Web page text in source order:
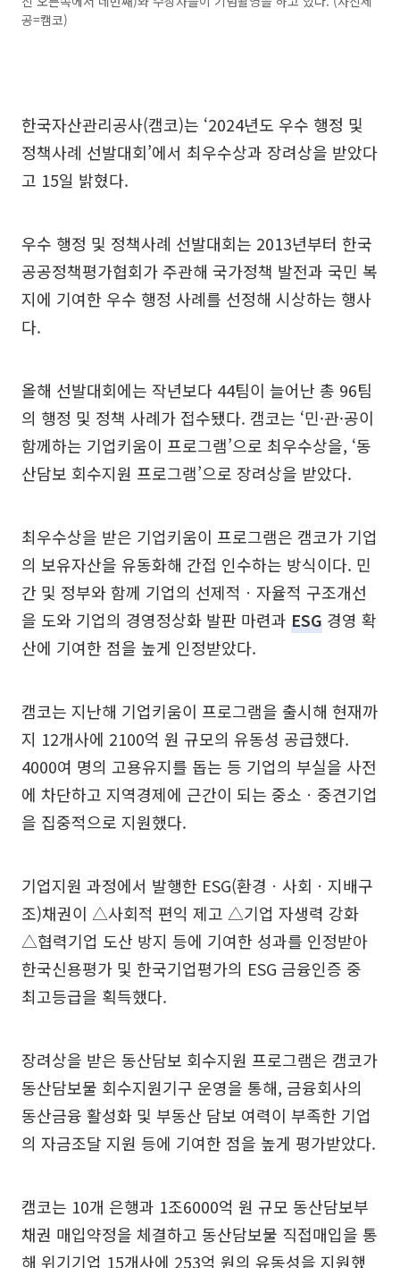
공=캠코)
한국자산관리공사(캠코)는 ‘2024년도 우수 행정 및
정책사례 선발대회’에서 최우수상과 장려상을 받았다
고 15일 밝혔다.
우수 행정 및 정책사례 선발대회는 2013년부터 한국
공공정책평가협회가 주관해 국가정책 발전과 국민 복
지에 기여한 우수 행정 사례를 선정해 시상하는 행사
다.
올해 선발대회에는 작년보다 44팀이 늘어난 총 96팀
의 행정 및 정책 사례가 접수됐다. 캠코는 ‘민·관·공이
함께하는 기업키움이 프로그램’으로 최우수상을, ‘동
산담보 회수지원 프로그램’으로 장려상을 받았다.
최우수상을 받은 기업키움이 프로그램은 캠코가 기업
의 보유자산을 유동화해 간접 인수하는 방식이다. 민
간 및 정부와 함께 기업의 선제적ㆍ자율적 구조개선
을 도와 기업의 경영정상화 발판 마련과 ESG 경영 확
산에 기여한 점을 높게 인정받았다.
캠코는 지난해 기업키움이 프로그램을 출시해 현재까
지 12개사에 2100억 원 규모의 유동성 공급했다.
4000여 명의 고용유지를 돕는 등 기업의 부실을 사전
에 차단하고 지역경제에 근간이 되는 중소ㆍ중견기업
을 집중적으로 지원했다.
기업지원 과정에서 발행한 ESG(환경ㆍ사회ㆍ지배구
조)채권이 △사회적 편익 제고 △기업 자생력 강화
△협력기업 도산 방지 등에 기여한 성과를 인정받아
한국신용평가 및 한국기업평가의 ESG 금융인증 중
최고등급을 획득했다.
장려상을 받은 동산담보 회수지원 프로그램은 캠코가
동산담보물 회수지원기구 운영을 통해, 금융회사의
동산금융 활성화 및 부동산 담보 여력이 부족한 기업
의 자금조달 지원 등에 기여한 점을 높게 평가받았다.
캠코는 10개 은행과 1조6000억 원 규모 동산담보부
채권 매입약정을 체결하고 동산담보물 직접매입을 통
해 위기기업 15개사에 253억 원의 유동성을 지원했